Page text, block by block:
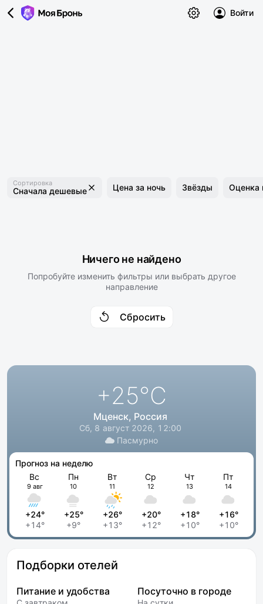
Войти
Сортировка
Сначала дешевые Цена за ночь Звёзды Оценка
Ничего не найдено
Попробуйте изменить фильтры или выбрать другое
направление
Сбросить
+25°C
Мценск, Россия
Сб, 8 август 2026, 12:00
Пасмурно
Прогноз на неделю
Вс
9 авг
+24°
+14°
Пн
10
+25°
+9°
Вт
11
+26°
+13°
Ср
12
+20°
+12°
Чт
13
+18°
+10°
Пт
14
+16°
+10°
Подборки отелей
Питание и удобства Посуточно в городе